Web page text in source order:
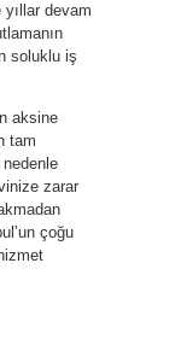
devam
soluklu iş
aksine
tam
zarar
çoğu